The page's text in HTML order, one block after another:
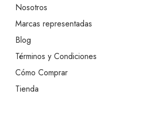
Nosotros
Marcas representadas
Blog
Términos y Condiciones
Cómo Comprar
Tienda